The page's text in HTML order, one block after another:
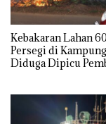
Kebakaran Lahan
Persegi di
Diduga Dipicu